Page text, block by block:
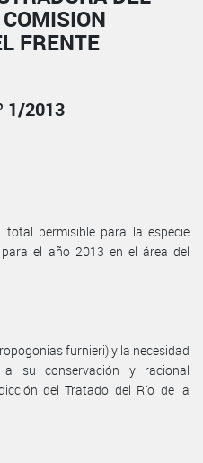
FRENTE
1/2013
permisible para la especie
el año 2013 en el área del
furnieri) y la necesidad
su conservación y racional
del Tratado del Río de la